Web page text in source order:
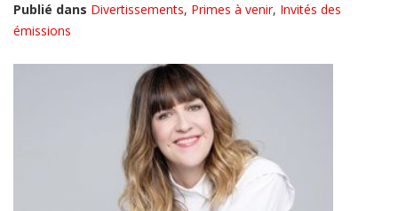
Publié dans Divertissements, Primes à venir, Invités des
émissions